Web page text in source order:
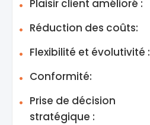
Plaisir client amélioré :
Réduction des coûts:
Flexibilité et évolutivité :
Conformité:
Prise de décision
stratégique :